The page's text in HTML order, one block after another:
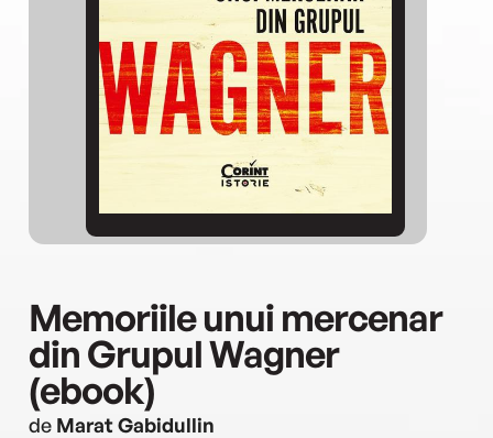
Memoriile unui mercenar
din Grupul Wagner
(ebook)
de Marat Gabidullin